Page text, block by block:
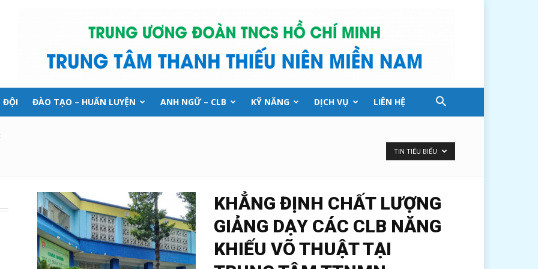
ĐỘI ĐÀO TẠO – HUẤN LUYỆN ANH NGỮ – CLB KỸ NĂNG DỊCH VỤ LIÊN HỆ
TIN TIÊU BIỂU
KHẲNG ĐỊNH CHẤT LƯỢNG
GIẢNG DẠY CÁC CLB NĂNG
KHIẾU VÕ THUẬT TẠI